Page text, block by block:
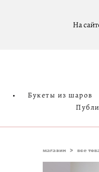
На
• Букеты из шаров
магазин > все